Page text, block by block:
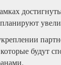
будут